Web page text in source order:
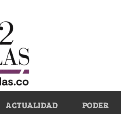
ACTUALIDAD PODER